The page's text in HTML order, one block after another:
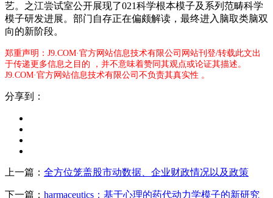
艺。之江尝试室公开展现了021科学根本模子及系列范畴科学
模子研发进展。部门自存正在偏颇解读，最终进入脑取类脑双
向的新阶段。
郑重声明：J9.COM·官方网站信息技术有限公司网站刊登/转载此文出
于传递更多信息之目的 ，并不意味着赞同其观点或论证其描述。
J9.COM·官方网站信息技术有限公司不负责其真实性 。
分享到：
上一篇： 全方位笼盖股市动数据、企业财政情况以及政策
下一篇： harmaceutics：基于心理的药代动力学模子的新研究